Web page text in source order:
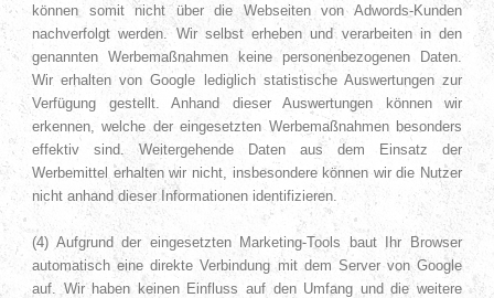
können somit nicht über die Webseiten von Adwords-Kunden
nachverfolgt werden. Wir selbst erheben und verarbeiten in den
genannten Werbemaßnahmen keine personenbezogenen Daten.
Wir erhalten von Google lediglich statistische Auswertungen zur
Verfügung gestellt. Anhand dieser Auswertungen können wir
erkennen, welche der eingesetzten Werbemaßnahmen besonders
effektiv sind. Weitergehende Daten aus dem Einsatz der
Werbemittel erhalten wir nicht, insbesondere können wir die Nutzer
nicht anhand dieser Informationen identifizieren.
(4) Aufgrund der eingesetzten Marketing-Tools baut Ihr Browser
automatisch eine direkte Verbindung mit dem Server von Google
auf. Wir haben keinen Einfluss auf den Umfang und die weitere